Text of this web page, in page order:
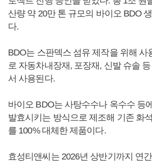
산량 약 20만 톤 규모의 바이오 BDO
다.
BDO는 스판덱스 섬유 제작을 위해 사
로 자동차내장재, 포장재, 신발 슈솔 등
서 사용된다.
바이오 BDO는 사탕수수나 옥수수 등
발효시키는 방식으로 제조해 기존 화
를 100% 대체한 제품이다.
효성티앤씨는 2026년 상반기까지 연